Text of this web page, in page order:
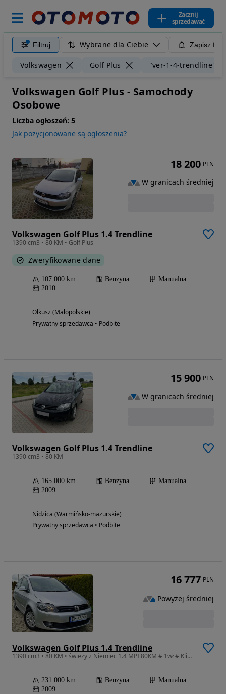
Zacznij
sprzedawać
Filtruj Wybrane dla Ciebie Zapisz
Volkswagen Golf Plus "ver-1-4-trendline"
Volkswagen Golf Plus - Samochody
Osobowe
Liczba ogłoszeń: 5
Jak pozycjonowane są ogłoszenia?
Volkswagen Golf Plus 1.4 Trendline
1390 cm3 • 80 KM • Golf Plus
Zweryfikowane dane
107 000 km Benzyna
Manualna
2010
Olkusz (Małopolskie)
Prywatny sprzedawca • Podbite
18 200 PLN
W granicach średniej
Volkswagen Golf Plus 1.4 Trendline
1390 cm3 • 80 KM
165 000 km Benzyna
Manualna
2009
Nidzica (Warmińsko-mazurskie)
Prywatny sprzedawca • Podbite
15 900 PLN
W granicach średniej
Volkswagen Golf Plus 1.4 Trendline
1390 cm3 • 80 KM • świeży z Niemiec 1.4 MPI 80KM # 1wł # Klima # serwis # ZAREJESTROWANY
231 000 km Benzyna
Manualna
2009
16 777 PLN
Powyżej średniej